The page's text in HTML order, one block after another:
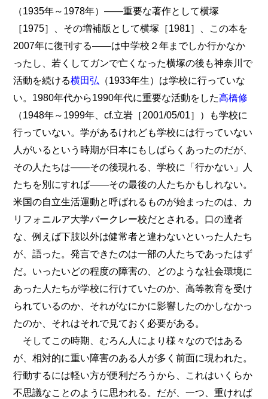
（1935年～1978年）――重要な著作として横塚
［1975］、その増補版として横塚［1981］、この本を
2007年に復刊する――は中学校２年までしか行かなか
ったし、若くしてガンで亡くなった横塚の後も神奈川で
活動を続ける横田弘 （1933年生）は学校に行っていな
い。1980年代から1990年代に重要な活動をした高橋修
（1948年～1999年、cf.立岩［2001/05/01］）も学校に
行っていない。学があるけれども学校には行っていない
人がいるという時期が日本にもしばらくあったのだが、
その人たちは――その後現れる、学校に「行かない」人
たちを別にすれば――その最後の人たちかもしれない。
米国の自立生活運動と呼ばれるものが始まったのは、カ
リフォニルア大学バークレー校だとされる。口の達者
な、例えば下肢以外は健常者と違わないといった人たち
が、語った。発言できたのは一部の人たちであったはず
だ。いったいどの程度の障害の、どのような社会環境に
あった人たちが学校に行けていたのか、高等教育を受け
られているのか、それがなにかに影響したのかしなかっ
たのか、それはそれで見ておく必要がある。
そしてこの時期、むろん人により様々なのではある
が、相対的に重い障害のある人が多く前面に現われた。
行動するには軽い方が便利だろうから、これはいくらか
不思議なことのように思われる。だが、一つ、重ければ